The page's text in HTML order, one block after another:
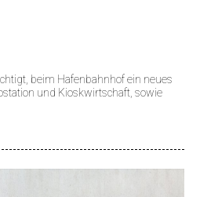
beim Hafenbahnhof ein neues
und Kioskwirtschaft, sowie